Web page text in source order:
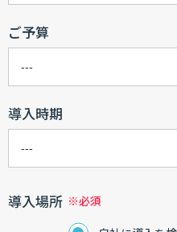
ご予算
導入時期
導入場所